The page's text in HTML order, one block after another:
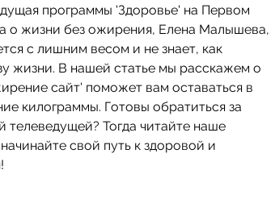
программы 'Здоровье' на Первом
о жизни без ожирения, Елена Малышева,
с лишним весом и не знает, как
жизни. В нашей статье мы расскажем о
сайт' поможет вам оставаться в
килограммы. Готовы обратиться за
Тогда читайте наше
свой путь к здоровой и